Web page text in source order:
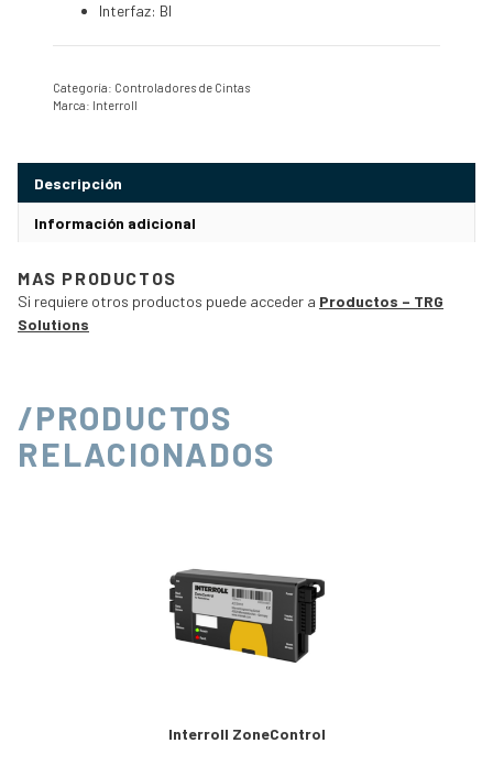
Interfaz: BI
Categoría: Controladores de Cintas
Marca: Interroll
Descripción
Información adicional
MAS PRODUCTOS
Si requiere otros productos puede acceder a Productos – TRG
Solutions
/PRODUCTOS
RELACIONADOS
Interroll ZoneControl